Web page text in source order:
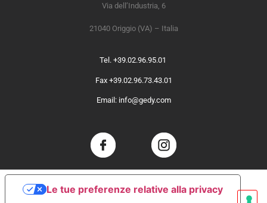
Via dell’Industria, 6
21040 Origgio (VA) – Italia
Tel. +39.02.96.95.01
Fax +39.02.96.73.43.01
Email: info@gedy.com
Le tue preferenze relative alla privacy